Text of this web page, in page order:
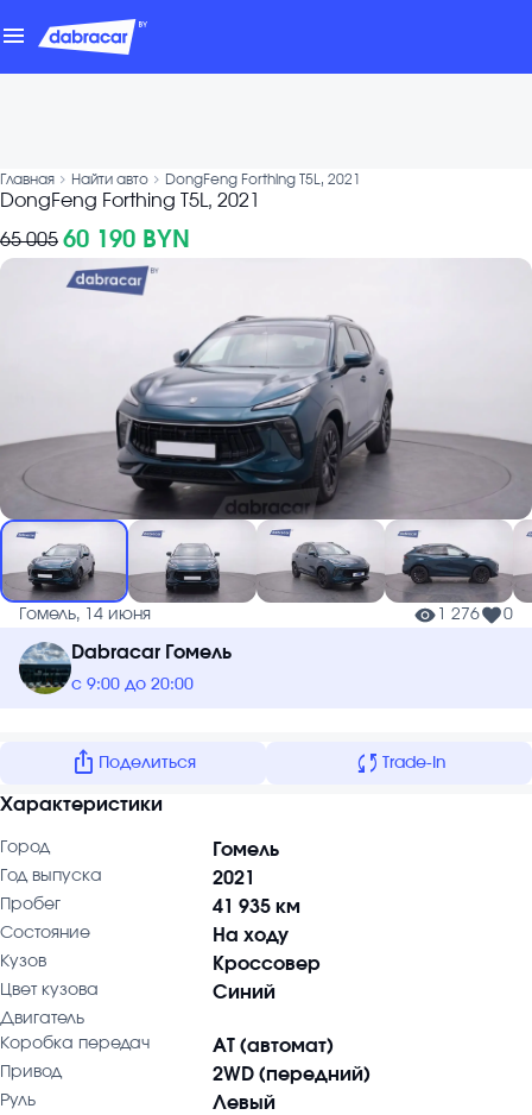
menu
Главная chevron_forward Найти авто chevron_forward DongFeng Forthing T5L, 2021
DongFeng Forthing T5L, 2021
65 005 60 190 BYN
Гомель, 14 июня 1 276 0
Dabracar Гомель
с 9:00 до 20:00
ios_share Поделиться sync Trade-In
Характеристики
Город Гомель
Год выпуска 2021
Пробег 41 935 км
Состояние На ходу
Кузов Кроссовер
Цвет кузова Синий
Двигатель
Коробка передач
AT (автомат)
Привод 2WD (передний)
Руль Левый